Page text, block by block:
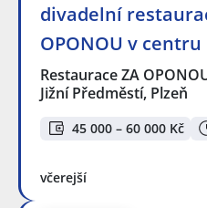
divadelní
OPONOU v centru
Restaurace ZA
Jižní Předměstí, Plzeň
45 000 – 60 000 Kč
včerejší